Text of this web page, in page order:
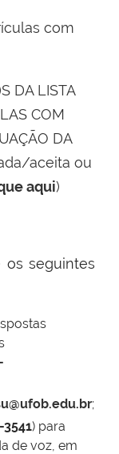
com
DA LISTA
COM
DA
aceita ou
aqui)
os seguintes
;
3541) para
de voz, em